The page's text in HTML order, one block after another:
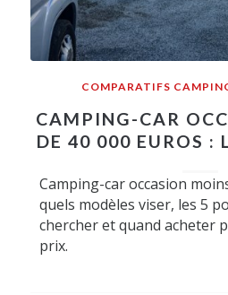
COMPARATIFS
CAMPING-CAR
DE 40 000 EUROS :
Camping-car occasion
quels modèles viser, les 5
chercher et quand acheter
prix.